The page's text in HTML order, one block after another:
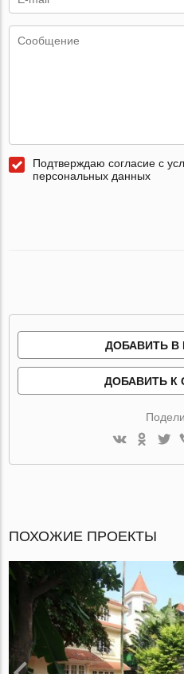
Подтверждаю согласие с
персональных данных
ДОБАВИТЬ В
ДОБАВИТЬ К
ПОХОЖИЕ ПРОЕКТЫ